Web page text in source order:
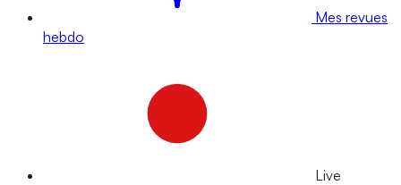
Mes revues
hebdo
Live